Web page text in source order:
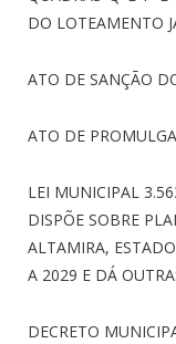
DO LOTEAMENTO
ATO DE SANÇÃO
ATO DE
LEI MUNICIPAL
DISPÕE SOBRE
ALTAMIRA,
A 2029 E DÁ
DECRETO